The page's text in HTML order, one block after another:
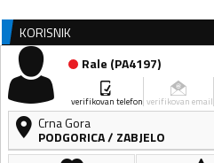
KORISNIK
Rale (PA4197)
verifikovan telefon verifikovan email
Crna Gora
PODGORICA/ ZABJELO